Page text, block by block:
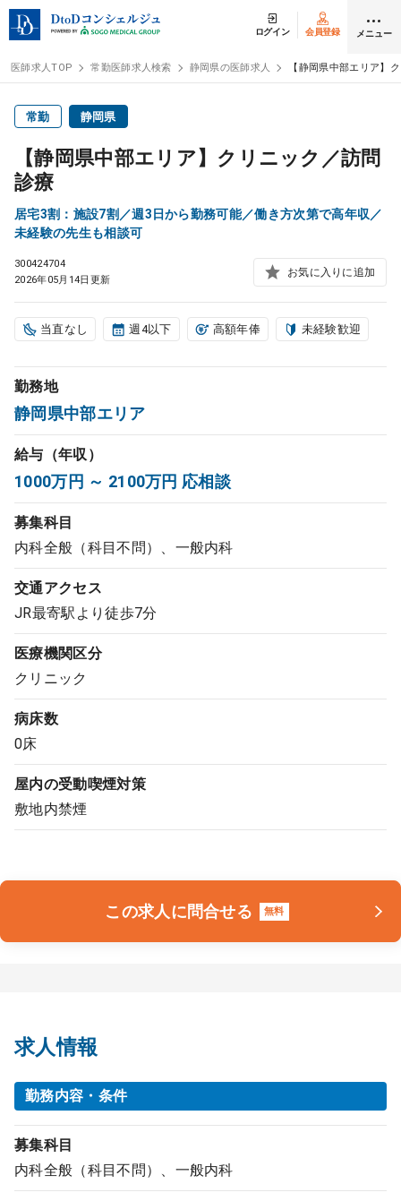
ログイン 会員登録 メニュー
医師求人
常勤検索 転職
非常勤検索 アルバイト
スポット検索 アルバイト
DtoDの転職・
コンサルタント
成功事例
転職ノウハウ
受付時間
0120-337-613
クリニック開業
DtoDとは
お問合せ
採用をお考えの医療機関の方
医師求人TOP 常勤医師求人検索 静岡県の医師求人 【静岡県中部エリア】
常勤 静岡県
【静岡県中部エリア】クリニック／訪問
診療
居宅3割：施設7割／週3日から勤務可能／働き方次第で高年収／
未経験の先生も相談可
300424704
2026年05月14日更新
お気に入りに追加
当直なし 週4以下 高額年俸 未経験歓迎
勤務地
静岡県中部エリア
給与（年収）
1000万円 ～ 2100万円 応相談
募集科目
内科全般（科目不問）、一般内科
交通アクセス
JR最寄駅より徒歩7分
医療機関区分
クリニック
病床数
0床
屋内の受動喫煙対策
敷地内禁煙
この求人に問合せる 無料
求人情報
勤務内容・条件
募集科目
内科全般（科目不問）、一般内科